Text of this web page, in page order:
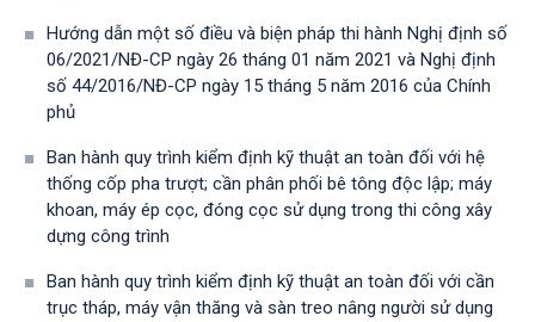
Hướng dẫn một số điều và biện pháp thi hành Nghị định số
06/2021/NĐ-CP ngày 26 tháng 01 năm 2021 và Nghị định
số 44/2016/NĐ-CP ngày 15 tháng 5 năm 2016 của Chính
phủ
Ban hành quy trình kiểm định kỹ thuật an toàn đối với hệ
thống cốp pha trượt; cần phân phối bê tông độc lập; máy
khoan, máy ép cọc, đóng cọc sử dụng trong thi công xây
dựng công trình
Ban hành quy trình kiểm định kỹ thuật an toàn đối với cần
trục tháp, máy vận thăng và sàn treo nâng người sử dụng